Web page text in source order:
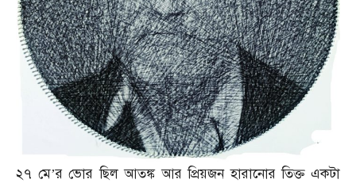
২৭ মে’র ভোর ছিল আতঙ্ক আর প্রিয়জন হারানোর তিক্ত একটা